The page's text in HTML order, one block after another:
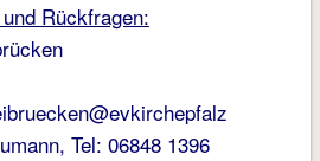
Rückfragen:
Tel: 06848 1396